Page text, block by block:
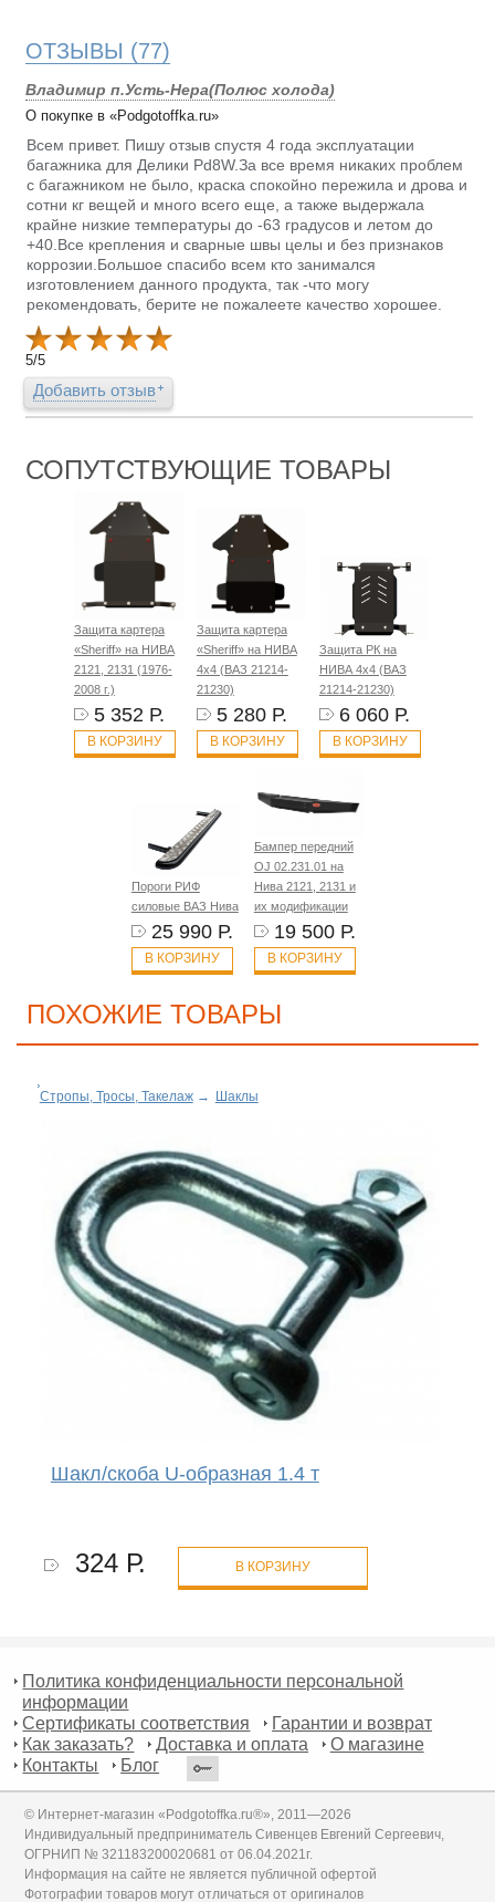
ОТЗЫВЫ (77)
Владимир п.Усть-Нера(Полюс холода)
О покупке в «Podgotoffka.ru»
Всем привет. Пишу отзыв спустя 4 года эксплуатации
багажника для Делики Pd8W.За все время никаких проблем
с багажником не было, краска спокойно пережила и дрова и
сотни кг вещей и много всего еще, а также выдержала
крайне низкие температуры до -63 градусов и летом до
+40.Все крепления и сварные швы целы и без признаков
коррозии.Большое спасибо всем кто занимался
изготовлением данного продукта, так -что могу
рекомендовать, берите не пожалеете качество хорошее.
5/5
Добавить отзыв
СОПУТСТВУЮЩИЕ ТОВАРЫ
Защита картера
«Sheriff» на НИВА
2121, 2131 (1976-
2008 г.)
5 352 Р.
В КОРЗИНУ
Защита картера
«Sheriff» на НИВА
4x4 (ВАЗ 21214-
21230)
5 280 Р.
В КОРЗИНУ
Защита РК на
НИВА 4x4 (ВАЗ
21214-21230)
6 060 Р.
В КОРЗИНУ
Пороги РИФ
силовые ВАЗ Нива
25 990 Р.
В КОРЗИНУ
Бампер передний
OJ 02.231.01 на
Нива 2121, 2131 и
их модификации
19 500 Р.
В КОРЗИНУ
ПОХОЖИЕ ТОВАРЫ
Стропы, Тросы, Такелаж→ Шаклы
Шакл/скоба U-образная 1.4 т
324 Р. В КОРЗИНУ
Политика конфиденциальности персональной
информации
Сертификаты соответствия
Гарантии и возврат
Как заказать?
Доставка и оплата
О магазине
Контакты
Блог
© Интернет-магазин «Podgotoffka.ru®», 2011—2026
Индивидуальный предприниматель Сивенцев Евгений Сергеевич,
ОГРНИП № 321183200020681 от 06.04.2021г.
Информация на сайте не является публичной офертой
Фотографии товаров могут отличаться от оригиналов